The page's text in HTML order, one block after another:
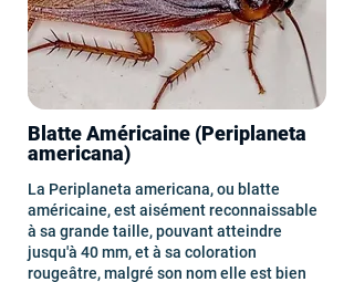
Blatte Américaine (Periplaneta
americana)
La Periplaneta americana, ou blatte
américaine, est aisément reconnaissable
à sa grande taille, pouvant atteindre
jusqu'à 40 mm, et à sa coloration
rougeâtre, malgré son nom elle est bien